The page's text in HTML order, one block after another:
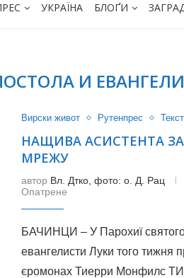
УКРАЇНА БЛОҐИ
И
Вирски живот Рутенпрес
НАЩИВА АСИСТЕНТА
МРЕЖУ
автор Вл. Дтко, фото: о. Д. Рац
Опатрене
БАЧИНЦИ – У Парохиї
eвангелисти Луки того тижня
єромонах Тиерри Монфилс